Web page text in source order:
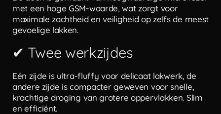
met een hoge GSM-waarde, wat zorgt voor
maximale zachtheid en veiligheid op zelfs de meest
gevoelige lakken.
✔ Twee werkzijdes
Eén zijde is ultra-fluffy voor delicaat lakwerk, de
andere zijde is compacter geweven voor snelle,
krachtige droging van grotere oppervlakken. Slim
en efficiënt.